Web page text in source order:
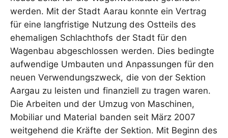
werden. Mit der Stadt Aarau konnte ein Vertrag
für eine langfristige Nutzung des Ostteils des
ehemaligen Schlachthofs der Stadt für den
Wagenbau abgeschlossen werden. Dies bedingte
aufwendige Umbauten und Anpassungen für den
neuen Verwendungszweck, die von der Sektion
Aargau zu leisten und finanziell zu tragen waren.
Die Arbeiten und der Umzug von Maschinen,
Mobiliar und Material banden seit März 2007
weitgehend die Kräfte der Sektion. Mit Beginn des